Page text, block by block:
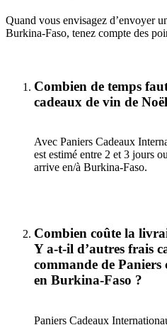
Quand vous envisagez d’envoyer
Burkina-Faso, tenez compte des
Combien de temps
cadeaux de vin de
Avec Paniers Cadeaux
est estimé entre 2 et 3 jours
arrive en/à Burkina-Faso.
Combien coûte la
Y a-t-il d’autres frais
commande de Paniers
en Burkina-Faso ?
Paniers Cadeaux